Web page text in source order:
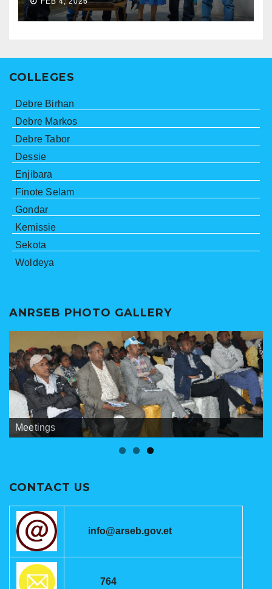
COLLEGES
Debre Birhan
Debre Markos
Debre Tabor
Dessie
Enjibara
Finote Selam
Gondar
Kemissie
Sekota
Woldeya
ANRSEB PHOTO GALLERY
ANRSEB Photo Gallery
Banners
Meetings
CONTACT US
info@arseb.gov.et
764